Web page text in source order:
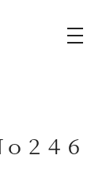
２４６